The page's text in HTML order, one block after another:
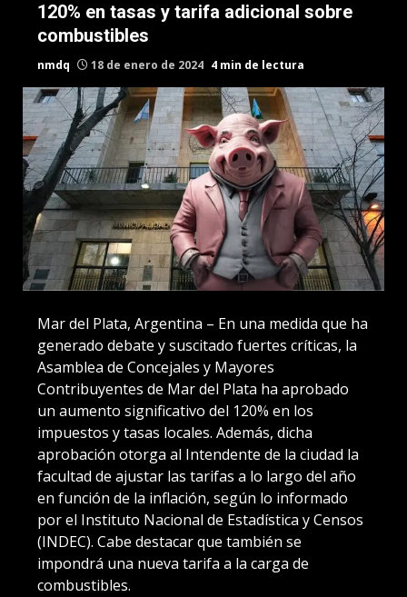
120% en tasas y tarifa adicional sobre
combustibles
nmdq 18 de enero de 2024 4 min de lectura
Mar del Plata, Argentina – En una medida que ha
generado debate y suscitado fuertes críticas, la
Asamblea de Concejales y Mayores
Contribuyentes de Mar del Plata ha aprobado
un aumento significativo del 120% en los
impuestos y tasas locales. Además, dicha
aprobación otorga al Intendente de la ciudad la
facultad de ajustar las tarifas a lo largo del año
en función de la inflación, según lo informado
por el Instituto Nacional de Estadística y Censos
(INDEC). Cabe destacar que también se
impondrá una nueva tarifa a la carga de
combustibles.